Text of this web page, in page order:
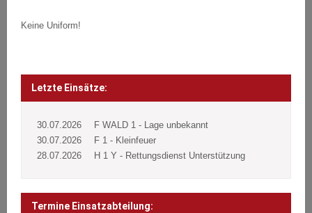
Keine Uniform!
Post
navigation
Beitragsnavigation
Letzte Einsätze:
30.07.2026
F WALD 1 - Lage unbekannt
30.07.2026
F 1 - Kleinfeuer
28.07.2026
H 1 Y - Rettungsdienst Unterstützung
Termine Einsatzabteilung: